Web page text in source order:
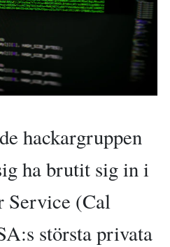
hackargruppen
ha brutit sig in i
Service (Cal
största privata